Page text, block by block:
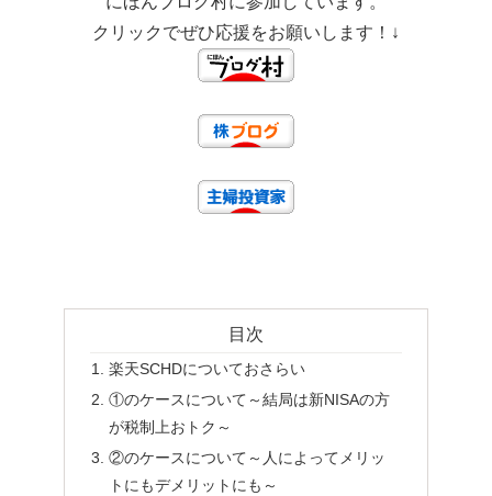
クリックでぜひ応援をお願いします！↓
目次
楽天SCHDについておさらい
①のケースについて～結局は新NISAの方
が税制上おトク～
②のケースについて～人によってメリッ
トにもデメリットにも～